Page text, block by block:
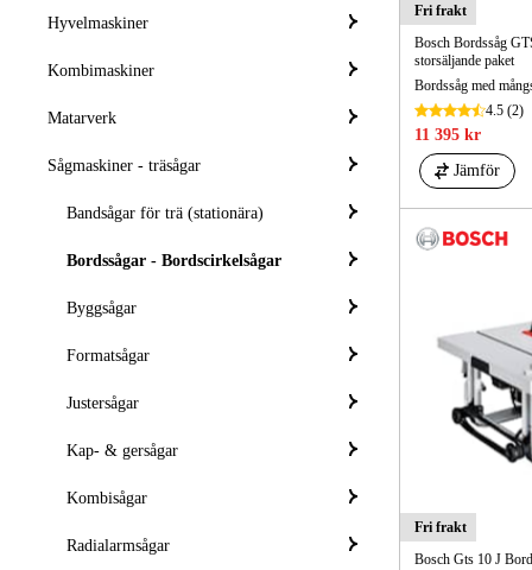
Hyvelmaskiner
Kombimaskiner
Matarverk
Sågmaskiner - träsågar
Bandsågar för trä (stationära)
Bordssågar - Bordscirkelsågar
Byggsågar
Formatsågar
Justersågar
Kap- & gersågar
Kombisågar
Radialarmsågar
Fri frakt
Bosch Bordssåg
storsäljande paket
4.5(2)
11 395 kr
Jämför
Fri frakt
Bosch Gts 10 J